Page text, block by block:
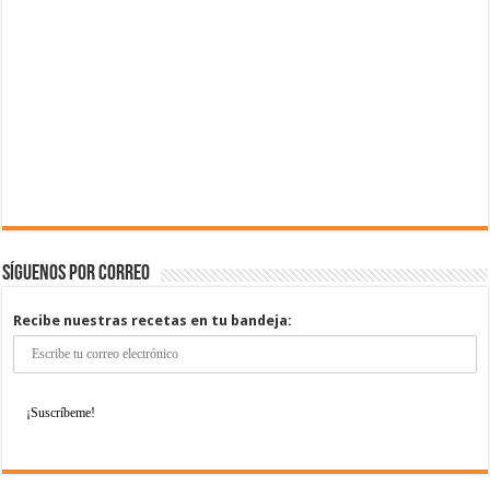
Síguenos por correo
Recibe nuestras recetas en tu bandeja: